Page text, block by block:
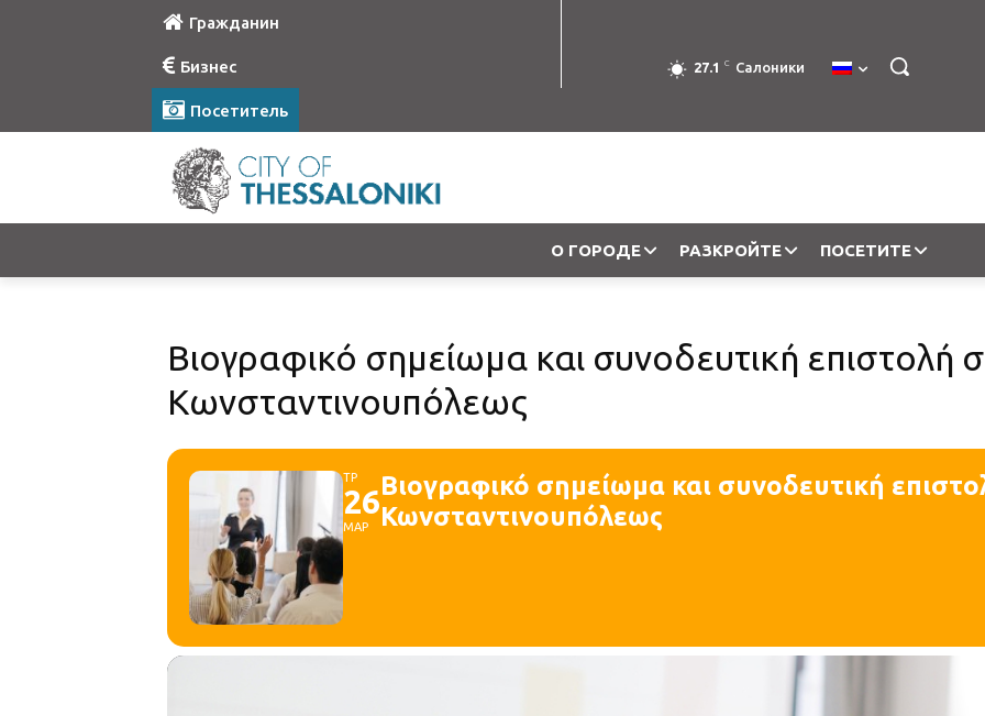
Гражданин
Бизнес
Посетитель
27.1 C Салоники
О ГОРОДЕ РАЗКРОЙТЕ ПОСЕТИТЕ
Βιογραφικό σημείωμα και συνοδευτική επιστολή
Κωνσταντινουπόλεως
ΤΡ
26
ΜΑΡ
Βιογραφικό σημείωμα και συνοδευτική
Κωνσταντινουπόλεως